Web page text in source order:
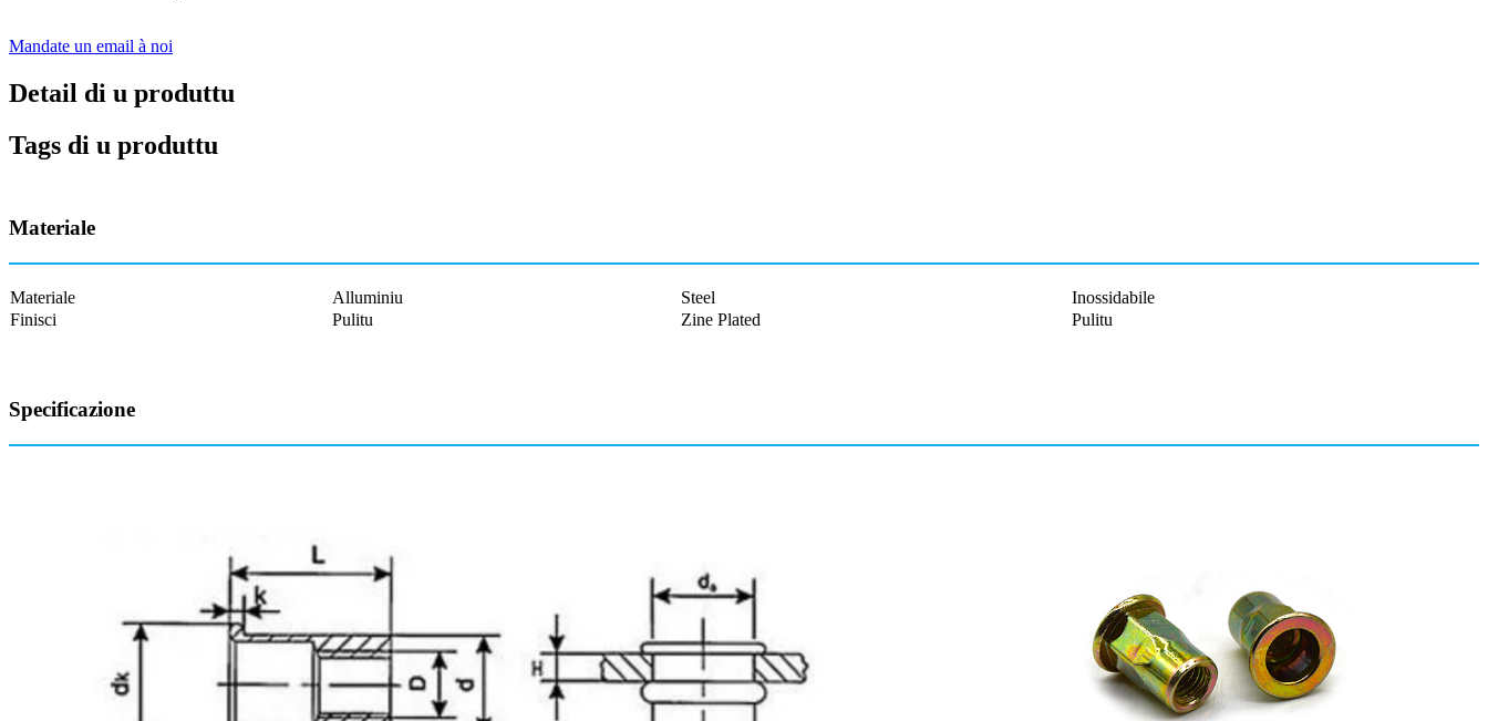
Mandate un email à noi
Detail di u produttu
Tags di u produttu
Materiale
Materiale Alluminiu Steel
Inossidabile
Finisci
Pulitu Zine Plated Pulitu
Specificazione